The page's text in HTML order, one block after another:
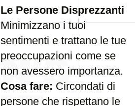
Le Persone Disprezzanti
Minimizzano i tuoi
sentimenti e trattano le tue
preoccupazioni come se
non avessero importanza.
Cosa fare: Circondati di
persone che rispettano le